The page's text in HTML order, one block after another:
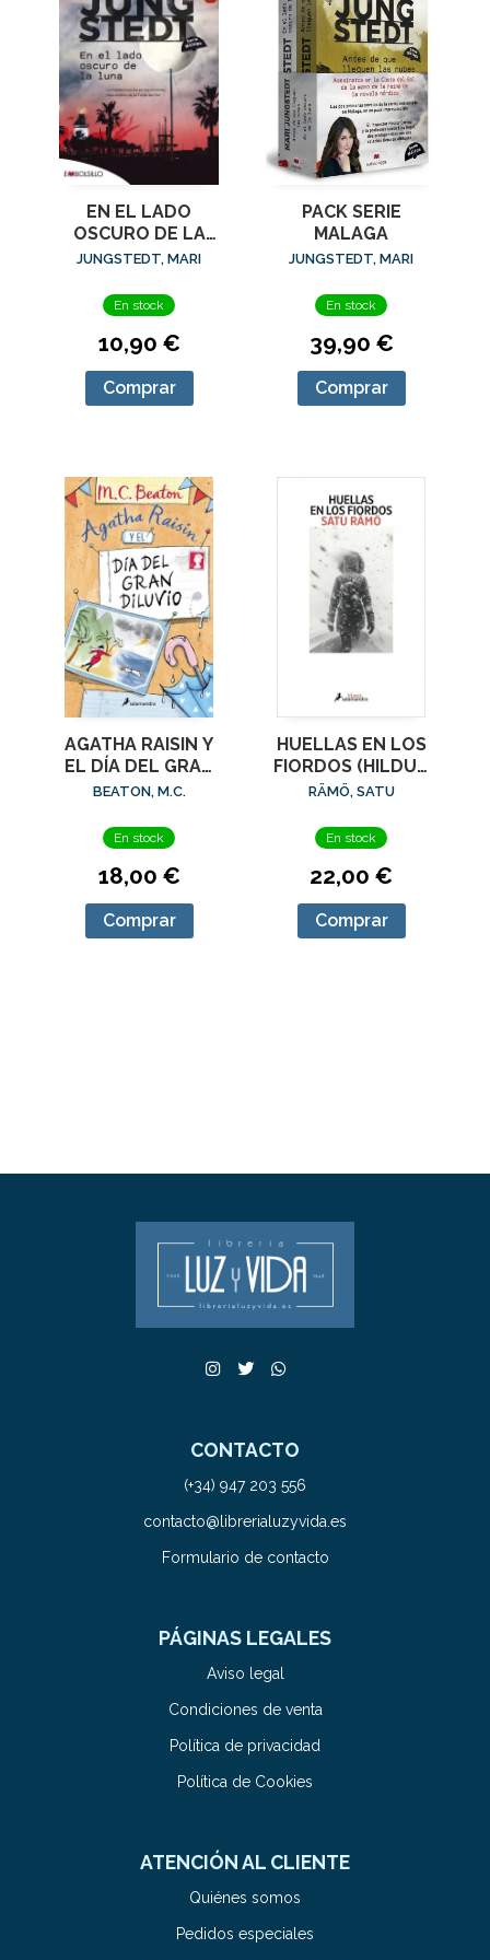
EN EL LADO
OSCURO DE LA
LUNA SERIE
JUNGSTEDT, MARI
En stock
10,90 €
Comprar
PACK SERIE
MALAGA
JUNGSTEDT, MARI
En stock
39,90 €
Comprar
AGATHA RAISIN Y
EL DÍA DEL GRAN
DILUVIO (AGATHA
BEATON, M.C.
En stock
18,00 €
Comprar
HUELLAS EN LOS
FIORDOS (HILDUR
1)
RÄMÖ, SATU
En stock
22,00 €
Comprar
CONTACTO
(+34) 947 203 556
contacto@librerialuzyvida.es
Formulario de contacto
PÁGINAS LEGALES
Aviso legal
Condiciones de venta
Política de privacidad
Política de Cookies
ATENCIÓN AL CLIENTE
Quiénes somos
Pedidos especiales